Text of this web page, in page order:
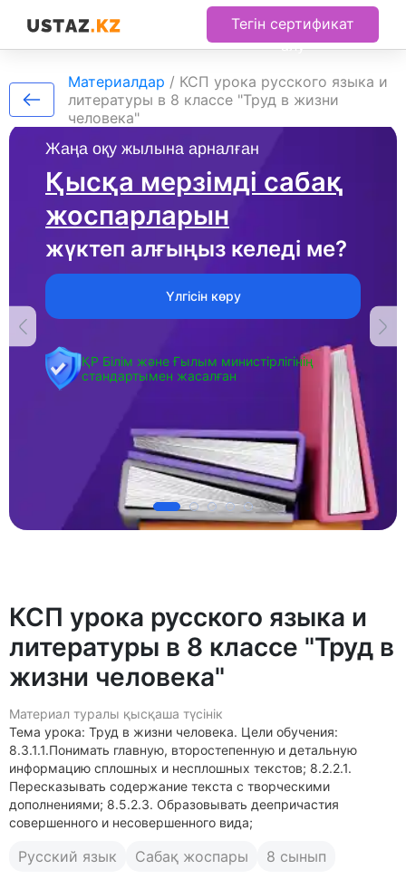
Тегін сертификат
алу
Жаңа оқу жылына арналған
Қысқа мерзімді сабақ
жоспарларын
жүктеп алғыңыз келеді ме?
Үлгісін көру
ҚР Білім және Ғылым министірлігінің
стандартымен жасалған
Материалдар / КСП урока русского языка и
литературы в 8 классе "Труд в жизни
человека"
КСП урока русского языка и
литературы в 8 классе "Труд в
жизни человека"
Материал туралы қысқаша түсінік
Тема урока: Труд в жизни человека. Цели обучения:
8.3.1.1.Понимать главную, второстепенную и детальную
информацию сплошных и несплошных текстов; 8.2.2.1.
Пересказывать содержание текста с творческими
дополнениями; 8.5.2.3. Образовывать деепричастия
совершенного и несовершенного вида;
Русский язык Сабақ жоспары 8 сынып